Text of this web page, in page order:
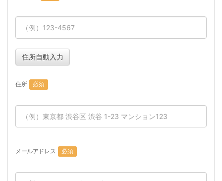
住所自動入力
住所 必須
メールアドレス 必須